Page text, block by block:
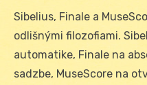
Sibelius, Finale a
odlišnými filozofiami.
automatike, Finale na
sadzbe, MuseScore na